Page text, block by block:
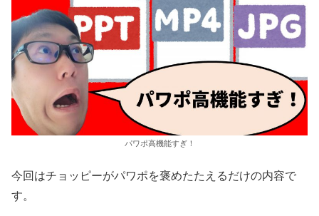
パワポ高機能すぎ！
今回はチョッピーがパワポを褒めたたえるだけの内容で
す。